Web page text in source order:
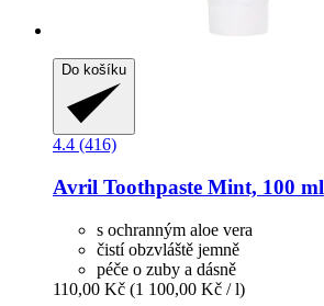
Do košíku
4.4 (416)
Avril Toothpaste Mint, 100 ml
s ochranným aloe vera
čistí obzvláště jemně
péče o zuby a dásně
110,00 Kč (1 100,00 Kč / l)